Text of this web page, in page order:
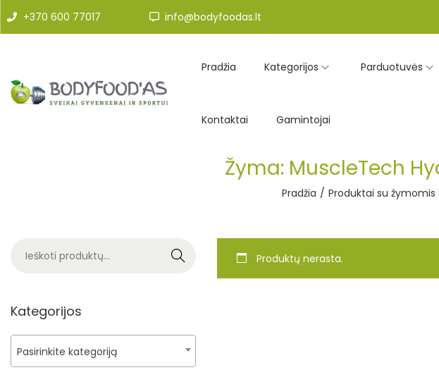
+370 600 77017 info@bodyfoodas.lt
Pradžia Kategorijos Parduotuvės
Kontaktai Gamintojai
Žyma: MuscleTech
Pradžia / Produktai su žymomis
Produktų nerasta.
Search
Kategorijos
Pasirinkite kategoriją